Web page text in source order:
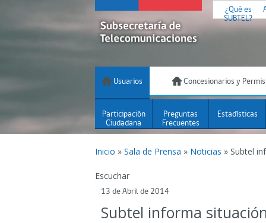
¿Qué es
SUBTEL?
Usuarios Concesionarios y
Participación
Ciudadana
Preguntas
Frecuentes
Estadísticas
Inicio » Sala de Prensa » Noticias » Subtel
Escuchar
13 de Abril de 2014
Subtel informa